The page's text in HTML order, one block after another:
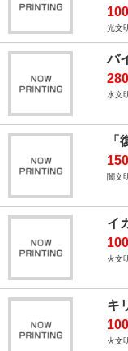
光文
バ
水文
闇文
イ
火文
キ
火文